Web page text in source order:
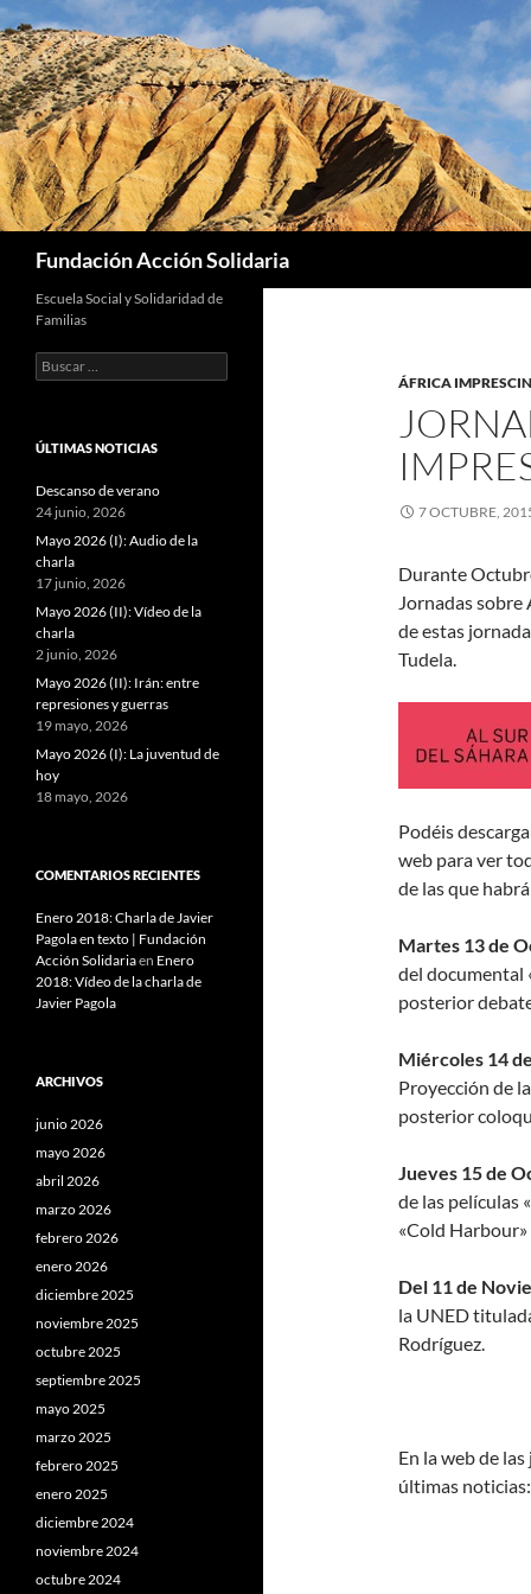
Saltar
al
contenido
Fundación Acción Solidaria
ÁFRICA
7 OCTUBRE,
Durante
Jornadas sobre
de estas
Tudela.
Podéis
web para ver
de las que
Martes 13 de
del documental
posterior
Miércoles 14
Proyección de
posterior
Jueves 15 de
de las películas
«Cold
Del 11 de
la UNED
Rodríguez.
En la web de
últimas noticias:
Escuela Social y Solidaridad de
Familias
Buscar:
ÚLTIMAS NOTICIAS
Descanso de verano
24 junio, 2026
Mayo 2026 (I): Audio de la
charla
17 junio, 2026
Mayo 2026 (II): Vídeo de la
charla
2 junio, 2026
Mayo 2026 (II): Irán: entre
represiones y guerras
19 mayo, 2026
Mayo 2026 (I): La juventud de
hoy
18 mayo, 2026
COMENTARIOS RECIENTES
Enero 2018: Charla de Javier
Pagola en texto | Fundación
Acción Solidariaen Enero
2018: Vídeo de la charla de
Javier Pagola
ARCHIVOS
junio 2026
mayo 2026
abril 2026
marzo 2026
febrero 2026
enero 2026
diciembre 2025
noviembre 2025
octubre 2025
septiembre 2025
mayo 2025
marzo 2025
febrero 2025
enero 2025
diciembre 2024
noviembre 2024
octubre 2024